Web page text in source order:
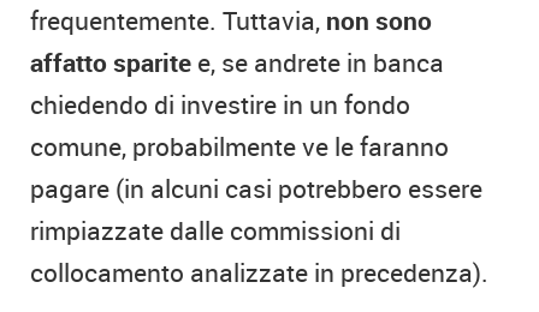
frequentemente. Tuttavia, non sono
affatto sparite e, se andrete in banca
chiedendo di investire in un fondo
comune, probabilmente ve le faranno
pagare (in alcuni casi potrebbero essere
rimpiazzate dalle commissioni di
collocamento analizzate in precedenza).